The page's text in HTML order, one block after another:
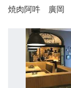
焼肉阿吽 廣岡